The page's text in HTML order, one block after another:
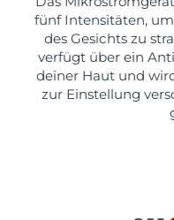
fünf Intensitäten,
des Gesichts zu
verfügt über ein
deiner Haut und
zur Einstellung